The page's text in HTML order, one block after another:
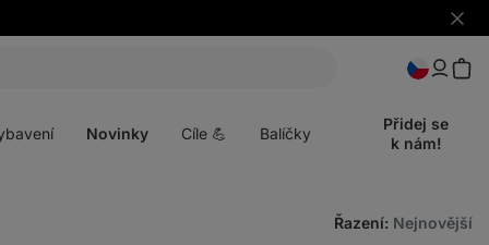
Skrýt
Novinky Cíle 💪 Balíčky
Přidej se
k nám!
Řazení: Nejnovější